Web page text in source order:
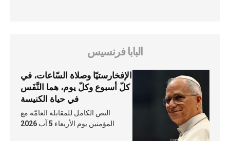
البابا فرنسيس
الإفخارستيّا وصلاة السّاعات، في
كلّ أسبوع وكلّ يوم، هما النَّفَس
في حياة الكنيسة
النص الكامل للمقابلة العامّة مع
المؤمنين يوم الأربعاء 5 آب 2026